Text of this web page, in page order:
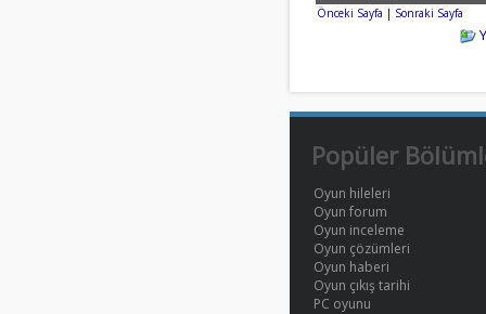
Önceki Sayfa | Sonraki Sayfa
Popüler
Oyun hileleri
Oyun forum
Oyun inceleme
Oyun çözümleri
Oyun haberi
Oyun çıkış tarihi
PC oyunu